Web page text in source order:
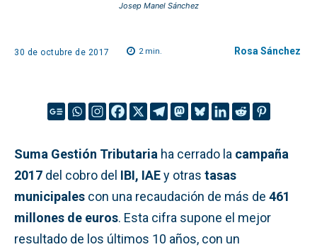
Josep Manel Sánchez
30 de octubre de 2017 2min. Rosa Sánchez
Suma Gestión Tributaria ha cerrado la campaña
2017 del cobro del IBI, IAEy otras tasas
municipales con una recaudación de más de 461
millones de euros. Esta cifra supone el mejor
resultado de los últimos 10 años, con un